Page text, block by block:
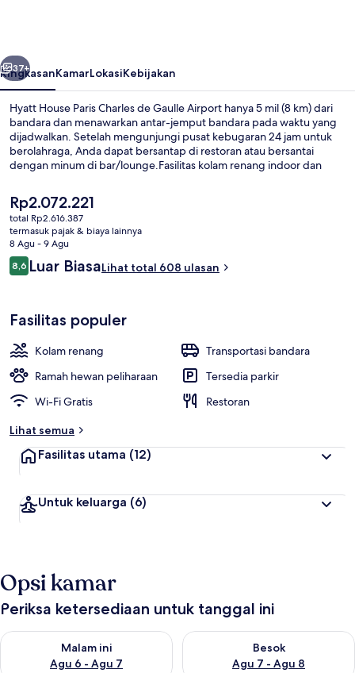
Gaulle
Airport
Berikutnya
37+
RingkasanKamarLokasiKebijakan
Hyatt House Paris Charles de Gaulle Airport hanya 5 mil (8 km) dari
bandara dan menawarkan antar-jemput bandara pada waktu yang
dijadwalkan. Setelah mengunjungi pusat kebugaran 24 jam untuk
berolahraga, Anda dapat bersantap di restoran atau bersantai
dengan minum di bar/lounge.Fasilitas kolam renang indoor dan
dengan staf.
Harga
saat
ini
Rp2.072.221
Rp2.072.221
total Rp2.616.387
termasuk pajak & biaya lainnya
8 Agu - 9 Agu
Ulasan
8,68,6 dari 10
Luar BiasaLihat total 608 ulasan
Fasilitas populer
Kolam renang
Transportasi bandara
Ramah hewan peliharaan
Tersedia parkir
Wi-Fi Gratis
Restoran
Lihat semua
Fasilitas utama (12)
Untuk keluarga (6)
Opsi kamar
Periksa ketersediaan untuk tanggal ini
Malam ini
Agu 6 - Agu 7
Periksa ketersediaan untuk malam ini Agu 6 - Agu 7
Besok
Agu 7 - Agu 8
Periksa ketersediaan untuk